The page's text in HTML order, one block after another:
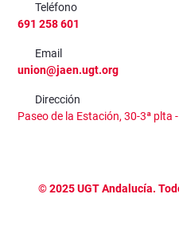
Teléfono
691 258 601
Email
union@jaen.ugt.org
Dirección
Paseo de la Estación, 30-3ª plta
©2025UGT Andalucía.